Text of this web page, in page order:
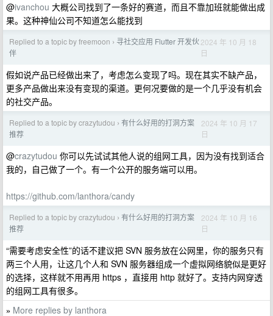
@ivanchou 大概公司找到了一条好的赛道，而且不靠加班就能做出成
果。这种神仙公司不知道怎么能找到
Replied to a topic by freemoon › 寻社交应用 Flutter 开发伙
伴
2024 年 10 月 18
日
假如说产品已经做出来了，考虑怎么变现了吗。现在其实不缺产品，
更多产品做出来没有变现的渠道。更何况要做的是一个几乎没有机会
的社交产品。
Replied to a topic by crazytudou › 有什么好用的打洞方案
推荐
2024 年 10 月 17
日
@crazytudou 你可以先试试其他人说的组网工具，因为没有找到适合
我的，自己做了一个。有一个公开的服务端可以用。
https://github.com/lanthora/candy
Replied to a topic by crazytudou › 有什么好用的打洞方案
推荐
2024 年 10 月 16
日
“需要考虑安全性”的话不建议把 SVN 服务放在公网里，你的服务只有
两三个人用，让这几个人和 SVN 服务器组成一个虚拟网络貌似是更好
的选择，这样就不用再用 https ，直接用 http 就好了。支持内网穿透
的组网工具有很多。
» More replies by lanthora